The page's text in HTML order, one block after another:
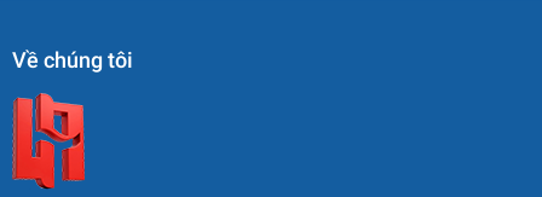
✔️ Giấy tờ đầy đủ – CO, CQ sẵn sàng
✔️ Máy sẵn kho – giao hàng nhanh toàn quốc
📦 Dịch Vụ Hỗ Trợ
Về chúng tôi